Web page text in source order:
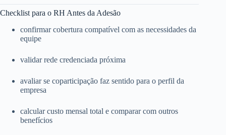
Checklist para o RH Antes da Adesão
confirmar cobertura compatível com as necessidades da
equipe
validar rede credenciada próxima
avaliar se coparticipação faz sentido para o perfil da
empresa
calcular custo mensal total e comparar com outros
benefícios